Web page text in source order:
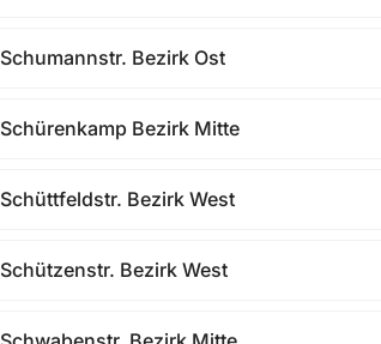
Schumannstr. Bezirk Ost
Schürenkamp Bezirk Mitte
Schüttfeldstr. Bezirk West
Schützenstr. Bezirk West